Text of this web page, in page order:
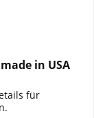
in USA
für